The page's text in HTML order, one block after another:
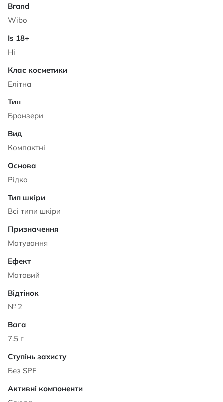
Характеристики
Wibo
Ні
Елітна
Бронзери
Компактні
Рідка
Всі типи шкіри
Матування
Матовий
№ 2
7.5 г
Без SPF